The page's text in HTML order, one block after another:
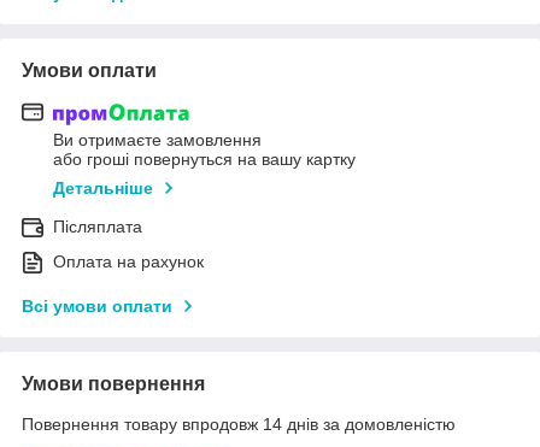
Умови оплати
Ви отримаєте замовлення
або гроші повернуться на вашу картку
Детальніше
Післяплата
Оплата на рахунок
Всі умови оплати
Умови повернення
Повернення товару впродовж 14 днів за домовленістю